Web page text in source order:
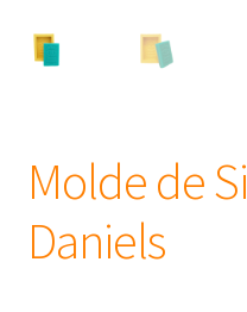
Óleos
Molde de
Daniels